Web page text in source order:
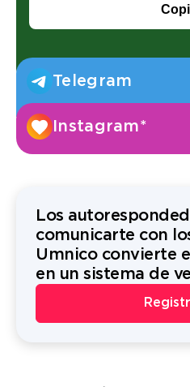
Telegram
Instagram*
Los
comunicarte con
Umnico convierte
en un sistema de